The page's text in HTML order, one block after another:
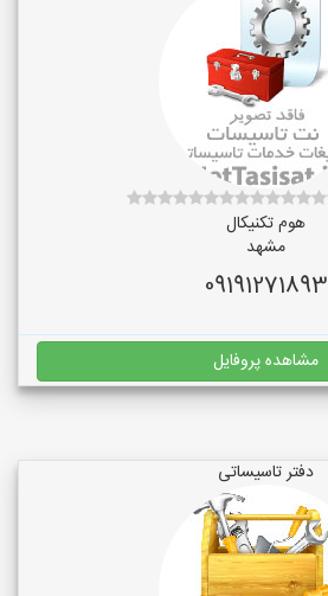
هوم تکنیکال
مشهد
09191271893
مشاهده پروفایل
دفتر تاسیساتی